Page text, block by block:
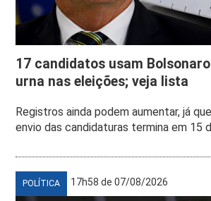
17 candidatos usam
urna nas eleições; veja lista
Registros ainda podem aumentar, já
envio das candidaturas termina em 15
POLÍTICA 17h58 de 07/08/2026